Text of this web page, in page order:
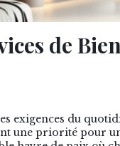
de
exigences du
une priorité pour